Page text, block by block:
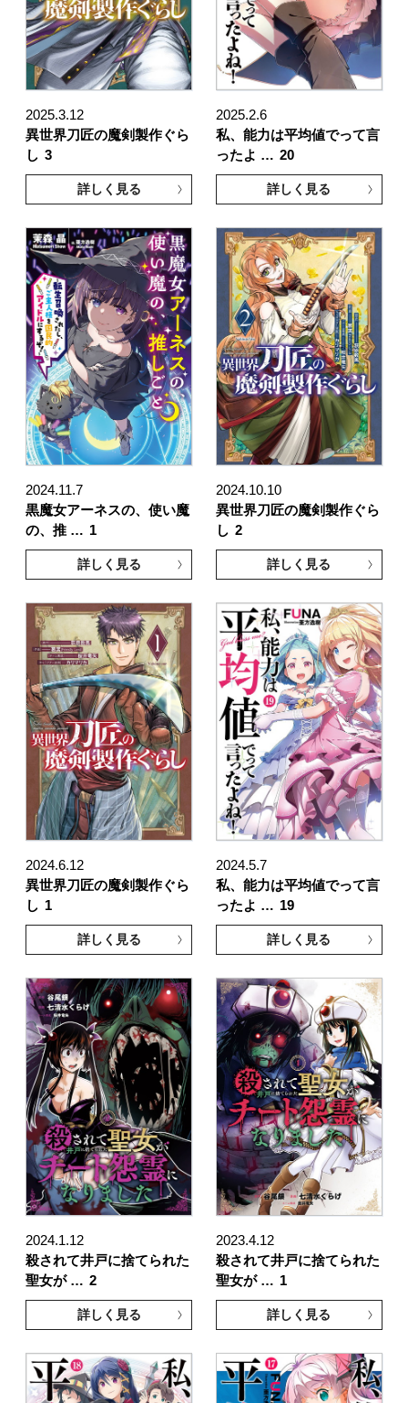
2025.3.12
異世界刀匠の魔剣製作ぐら
し 3
詳しく見る
2025.2.6
私、能力は平均値でって言
ったよ … 20
詳しく見る
2024.11.7
黒魔女アーネスの、使い魔
の、推 … 1
詳しく見る
2024.10.10
異世界刀匠の魔剣製作ぐら
し 2
詳しく見る
2024.6.12
異世界刀匠の魔剣製作ぐら
し 1
詳しく見る
2024.5.7
私、能力は平均値でって言
ったよ … 19
詳しく見る
2024.1.12
殺されて井戸に捨てられた
聖女が … 2
詳しく見る
2023.4.12
殺されて井戸に捨てられた
聖女が … 1
詳しく見る